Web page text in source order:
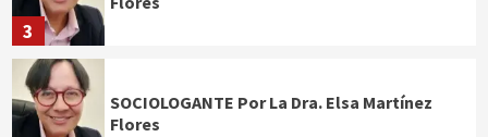
3
SOCIOLOGANTE Por La Dra. Elsa Martínez
Flores